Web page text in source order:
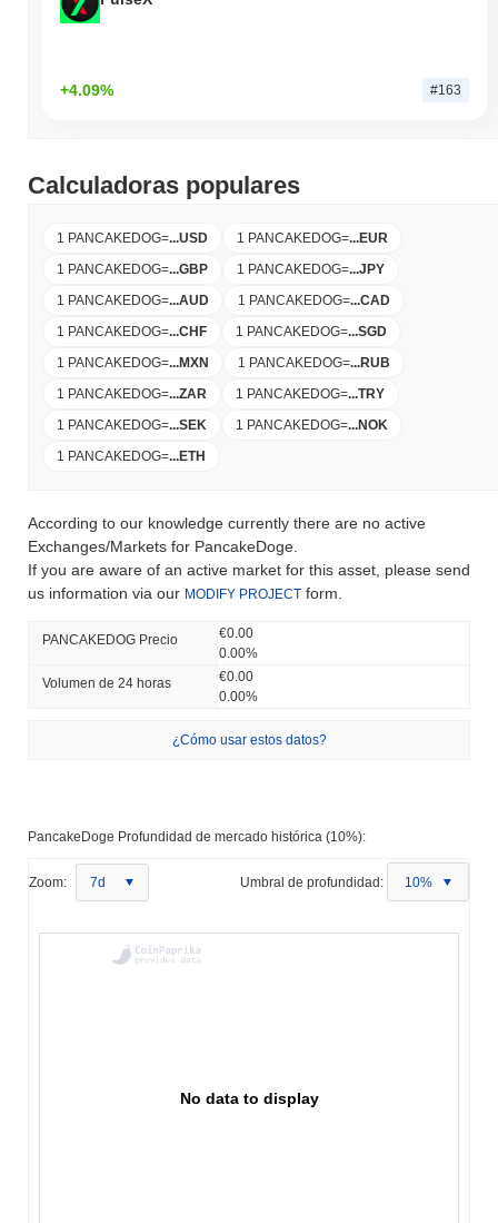
+4.09% #163
Calculadoras populares
1 PANCAKEDOG=...USD 1 PANCAKEDOG=...EUR
1 PANCAKEDOG=...GBP 1 PANCAKEDOG=...JPY
1 PANCAKEDOG=...AUD 1 PANCAKEDOG=...CAD
1 PANCAKEDOG=...CHF 1 PANCAKEDOG=...SGD
1 PANCAKEDOG=...MXN 1 PANCAKEDOG=...RUB
1 PANCAKEDOG=...ZAR 1 PANCAKEDOG=...TRY
1 PANCAKEDOG=...SEK 1 PANCAKEDOG=...NOK
1 PANCAKEDOG=...ETH
According to our knowledge currently there are no active
Exchanges/Markets for PancakeDoge.
If you are aware of an active market for this asset, please send
us information via our MODIFY PROJECT form.
PANCAKEDOG Precio
€0.00
0.00%
Volumen de 24 horas
€0.00
0.00%
¿Cómo usar estos datos?
PancakeDoge Profundidad de mercado histórica (10%):
Zoom: 7d Umbral de profundidad: 10%
No data to display